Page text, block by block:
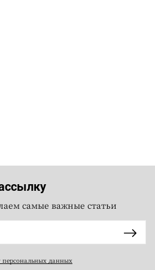
самые важные статьи
персональных данных